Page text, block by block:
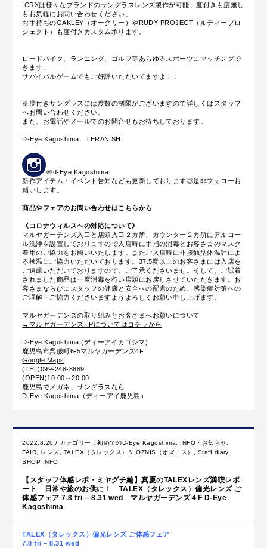
ICRXは様々なブランドのサングラスレンズ製作が可能、度付きも度無し
もお気軽にお問い合わせください。
お手持ちのOAKLEY（オークリー）やRUDY PROJECT（ルディープロ
ジェクト）も度付きカスタム承ります。
ロードバイク、ランニング、ゴルフ等あらゆるスポーツにマッチングで
きます。
サバイバルゲームでもご好評いただいてますよ！！
※度付きサングラスには度数の制限がございますので詳しくはスタッフ
へお問い合わせください。
また、お電話やメールでのお問合せもお待ちしております。
D-Eye Kagoshima TERANISHI
＠d-Eye Kagoshima
新作アイテム・イベント告知なども更新しております◎是非フォローお
願いします。
商品やフェアのお問い合わせはこちらから
《コロナウィルスへの対応について》
マルヤガーデンズ入口と店頭入口２カ所、カウンター２カ所にアルコー
ル洗浄を設置しておりますので入店時に手指の消毒とお客さまのマスク
着用のご協力をお願いいたします。またご入店時に非接触型体温計によ
る検温にご協力いただいております。37.5度以上のお客さまには入店を
ご遠慮いただいておりますので、ご了承くださいませ。そして、ご試着
されました商品は一度消毒を行い店頭にお戻しさせていただきます。お
客さまならびにスタッフの健康と安全への配慮のため、感染症対策への
ご理解・ご協力くださいますようよろしくお願い申し上げます。
マルヤガーデンズの取り組みとお客さまへお願いについて
→マルヤガーデンズHPについてはコチラから
D-Eye Kagoshima (ディーアイカゴシマ)
鹿児島市呉服町6-5マルヤガーデンズ4F
Google Maps
(TEL)099-248-8889
(OPEN)10:00～20:00
鹿児島でメガネ、サングラスなら
D-Eye Kagoshima（ディーアイ鹿児島）
2022.8.20 / カテゴリー：初めてのD-Eye Kagoshima INFO・お知らせ
FAIR
レンズ TALEX（タレックス）＆ OZNIS（オズニス） Staff diary,
SHOP INFO
【スタッフ体感レポ・ミヤグチ編】真夏のTALEXレンズ満喫レポ
ート 日常や旅のお供に！ TALEX（タレックス）偏光レンズ ご
体感フェア 7.8 fri – 8.31 wed マルヤガーデンズ４F D-Eye
Kagoshima
TALEX（タレックス）偏光レンズ ご体感フェア
7.8 fri – 8.31 wed